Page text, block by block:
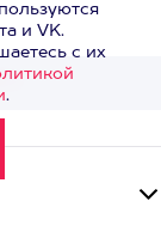
>
и VK.
с их
.